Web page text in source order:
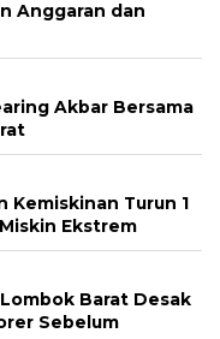
Anggaran dan
Akbar Bersama
Kemiskinan Turun 1
Ekstrem
Barat Desak
Sebelum